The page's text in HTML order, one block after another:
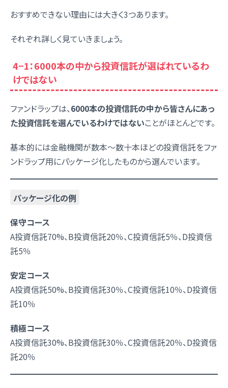
おすすめできない理由には大きく3つあります。
それぞれ詳しく見ていきましょう。
4−1：6000本の中から投資信託が選ばれているわ
けではない
ファンドラップは、6000本の投資信託の中から皆さんにあっ
た投資信託を選んでいるわけではないことがほとんどです。
基本的には金融機関が数本～数十本ほどの投資信託をファ
ンドラップ用にパッケージ化したものから選んでいます。
パッケージ化の例
保守コース
A投資信託70%、B投資信託20％、C投資信託5％、D投資信
託5％
安定コース
A投資信託50%、B投資信託30％、C投資信託10％、D投資信
託10％
積極コース
A投資信託30%、B投資信託30％、C投資信託20％、D投資信
託20％